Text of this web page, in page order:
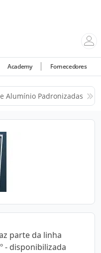
Academy Fornecedores
Alumínio Padronizadas
parte da linha
- disponibilizada